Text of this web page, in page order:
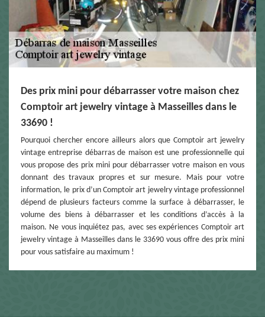
Des prix mini pour débarrasser votre maison chez
Comptoir art jewelry vintage à Masseilles dans le
33690 !
Pourquoi chercher encore ailleurs alors que Comptoir art jewelry
vintage entreprise débarras de maison est une professionnelle qui
vous propose des prix mini pour débarrasser votre maison en vous
donnant des travaux propres et sur mesure. Mais pour votre
information, le prix d’un Comptoir art jewelry vintage professionnel
dépend de plusieurs facteurs comme la surface à débarrasser, le
volume des biens à débarrasser et les conditions d’accès à la
maison. Ne vous inquiétez pas, avec ses expériences Comptoir art
jewelry vintage à Masseilles dans le 33690 vous offre des prix mini
pour vous satisfaire au maximum !